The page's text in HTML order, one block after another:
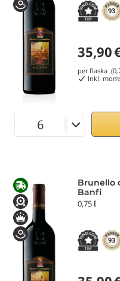
93
35,90
per flaska
Inkl.
Brunello
Banfi
0,75 ℓ
93